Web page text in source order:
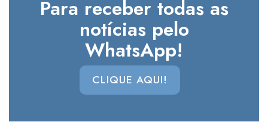
Para receber todas as
notícias pelo
WhatsApp!
CLIQUE AQUI!